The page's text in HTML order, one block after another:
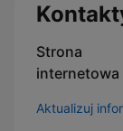
Strona
internetowa
Aktualizuj